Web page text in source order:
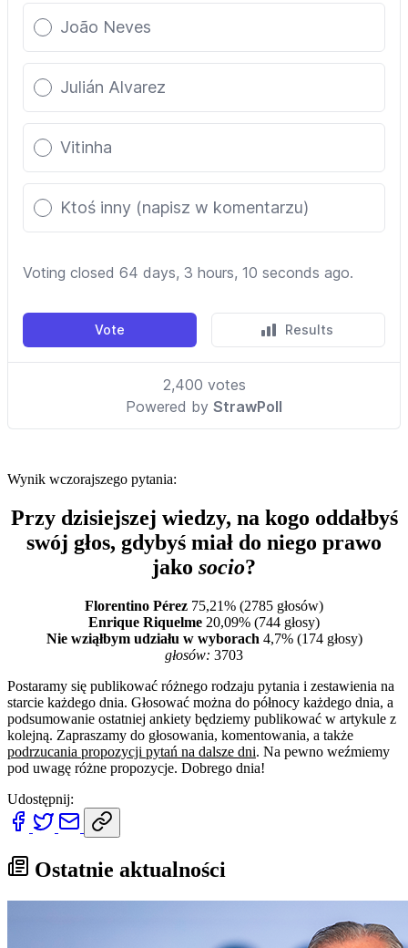
Wynik wczorajszego pytania:
Przy dzisiejszej wiedzy, na kogo oddałbyś
swój głos, gdybyś miał do niego prawo
jako socio?
Florentino Pérez 75,21% (2785 głosów)
Enrique Riquelme 20,09% (744 głosy)
Nie wziąłbym udziału w wyborach 4,7% (174 głosy)
głosów: 3703
Postaramy się publikować różnego rodzaju pytania i zestawienia na
starcie każdego dnia. Głosować można do północy każdego dnia, a
podsumowanie ostatniej ankiety będziemy publikować w artykule z
kolejną. Zapraszamy do głosowania, komentowania, a także
podrzucania propozycji pytań na dalsze dni. Na pewno weźmiemy
pod uwagę różne propozycje. Dobrego dnia!
Udostępnij:
Ostatnie aktualności